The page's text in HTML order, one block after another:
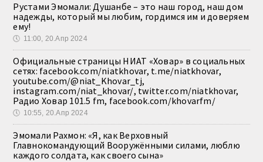
Рустами Эмомали: Душанбе – это наш город, наш дом
надежды, который мы любим, гордимся им и доверяем
ему!
🕔 11:00, 20.Апр 2024
Официальные страницы НИАТ «Ховар» в социальных
сетях: facebook.com/niatkhovar, t.me/niatkhovar,
youtube.com/@niat_Khovar_tj,
instagram.com/niat_khovar/, twitter.com/niatkhovar,
Радио Ховар 101.5 fm, facebook.com/khovarfm/
🕔 10:55, 20.Апр 2024
Эмомали Рахмон: «Я, как Верховный
Главнокомандующий Вооружёнными силами, люблю
каждого солдата, как своего сына»